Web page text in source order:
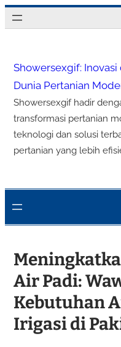
Lewati
ke
Showersexgif: Inovasi
Dunia Pertanian
Showersexgif hadir
transformasi pertanian
teknologi dan solusi
pertanian yang lebih
Air Padi:
Kebutuhan
Irigasi di